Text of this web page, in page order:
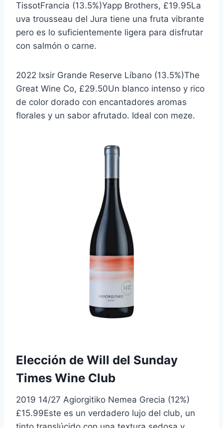
TissotFrancia (13.5%)Yapp Brothers, £19.95La
uva trousseau del Jura tiene una fruta vibrante
pero es lo suficientemente ligera para disfrutar
con salmón o carne.
2022 Ixsir Grande Reserve Líbano (13.5%)The
Great Wine Co, £29.50Un blanco intenso y rico
de color dorado con encantadores aromas
florales y un sabor afrutado. Ideal con meze.
Elección de Will del Sunday
Times Wine Club
2019 14/27 Agiorgitiko Nemea Grecia (12%)
£15.99Este es un verdadero lujo del club, un